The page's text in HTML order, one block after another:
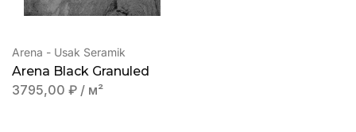
Arena - Usak Seramik
Arena Black Granuled
3795,00 ₽ / м²